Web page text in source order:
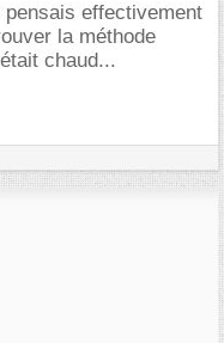
effectivement
la méthode
chaud...